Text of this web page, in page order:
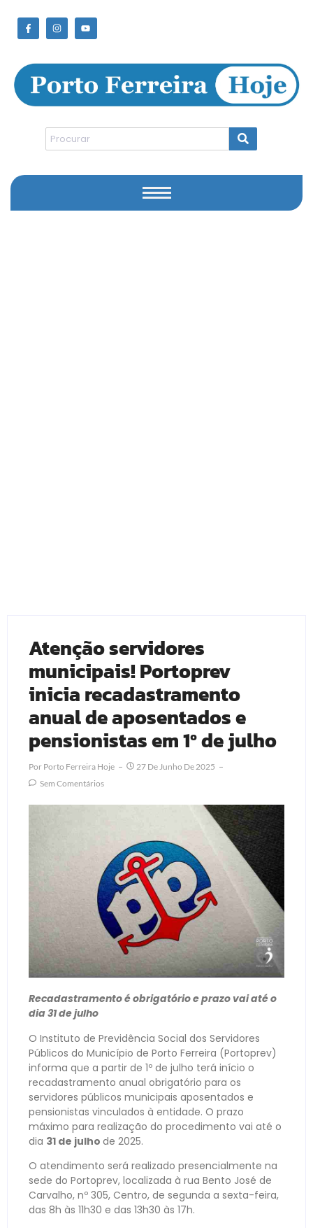
Atenção servidores
municipais! Portoprev
inicia recadastramento
anual de aposentados e
pensionistas em 1º de julho
Por Porto Ferreira Hoje
27 De Junho De 2025
Sem Comentários
Recadastramento é obrigatório e prazo vai até o
dia 31 de julho
O Instituto de Previdência Social dos Servidores
Públicos do Município de Porto Ferreira (Portoprev)
informa que a partir de 1º de julho terá início o
recadastramento anual obrigatório para os
servidores públicos municipais aposentados e
pensionistas vinculados à entidade. O prazo
máximo para realização do procedimento vai até o
dia 31 de julho de 2025.
O atendimento será realizado presencialmente na
sede do Portoprev, localizada à rua Bento José de
Carvalho, nº 305, Centro, de segunda a sexta-feira,
das 8h às 11h30 e das 13h30 às 17h.